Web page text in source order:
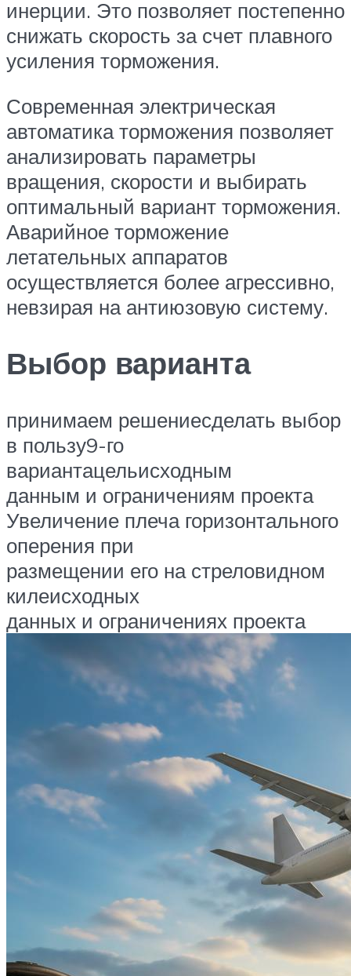
инерции. Это позволяет постепенно
снижать скорость за счет плавного
усиления торможения.
Современная электрическая
автоматика торможения позволяет
анализировать параметры
вращения, скорости и выбирать
оптимальный вариант торможения.
Аварийное торможение
летательных аппаратов
осуществляется более агрессивно,
невзирая на антиюзовую систему.
Выбор варианта
принимаем решениесделать выбор
в пользу9-го
вариантацельисходным
данным и ограничениям проекта
Увеличение плеча горизонтального
оперения при
размещении его на стреловидном
килеисходных
данных и ограничениях проекта